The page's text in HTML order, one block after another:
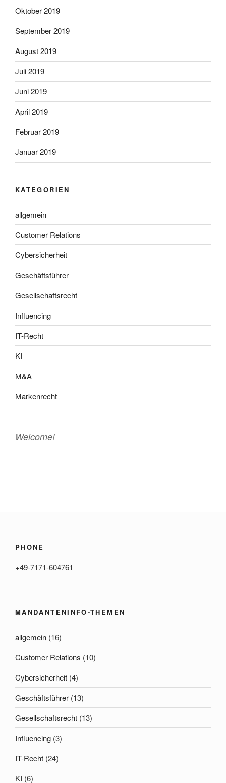
Oktober 2019
September 2019
August 2019
Juli 2019
Juni 2019
April 2019
Februar 2019
Januar 2019
KATEGORIEN
allgemein
Customer Relations
Cybersicherheit
Geschäftsführer
Gesellschaftsrecht
Influencing
IT-Recht
KI
M&A
Markenrecht
Welcome!
PHONE
+49-7171-604761
MANDANTENINFO-THEMEN
allgemein (16)
Customer Relations (10)
Cybersicherheit (4)
Geschäftsführer (13)
Gesellschaftsrecht (13)
Influencing (3)
IT-Recht (24)
KI (6)